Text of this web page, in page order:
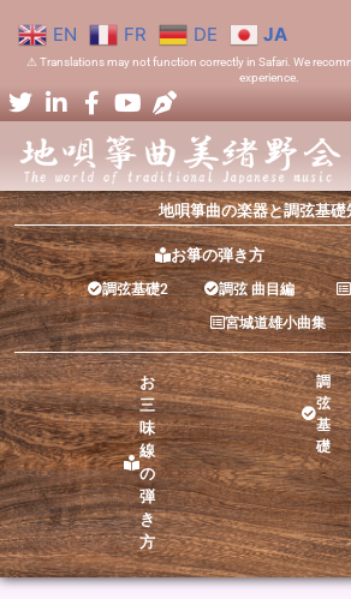
⚠ Translations may not function correctly in Safari. We
experience.
地唄箏曲の楽器と調弦基礎
お箏の弾き方
調弦基礎2 調弦 曲目編
宮城道雄小曲集
お
三
味
線
の
弾
き
方
調
弦
基
礎
EN FR DE JA